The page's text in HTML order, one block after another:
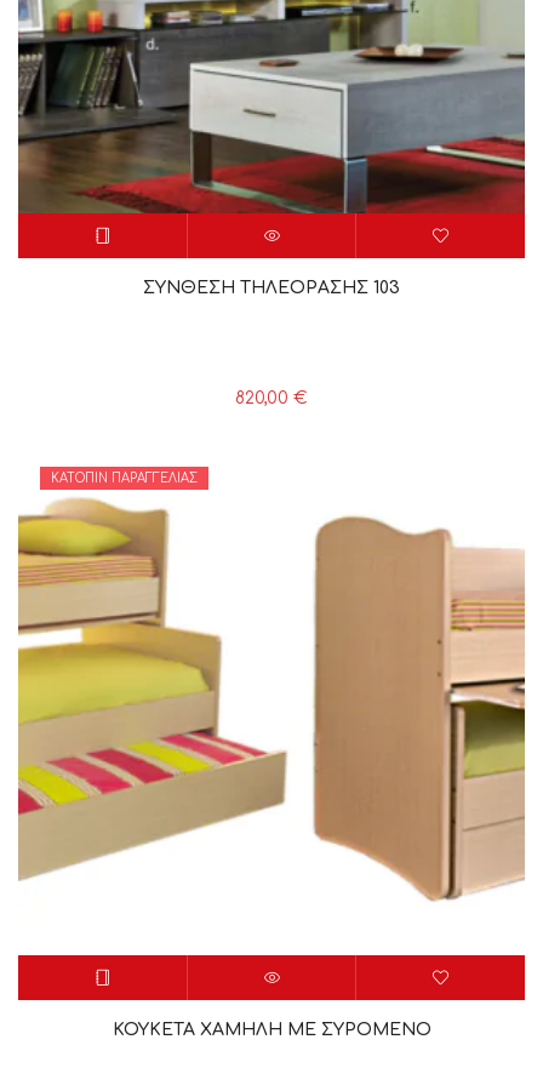
ΣΥΝΘΕΣΗ ΤΗΛΕΟΡΑΣΗΣ 103
820,00 €
ΚΑΤΌΠΙΝ ΠΑΡΑΓΓΕΛΊΑΣ
ΚΟΥΚΕΤΑ ΧΑΜΗΛΗ ΜΕ ΣΥΡΟΜΕΝΟ